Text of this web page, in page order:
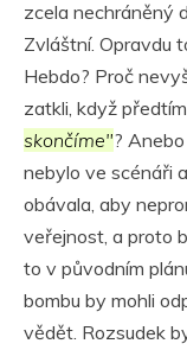
zcela nechráněný
Zvláštní. Opravdu
Hebdo? Proč
zatkli, když
skončíme"?
nebylo ve scénáři
obávala, aby
veřejnost, a proto
to v původním
bombu by mohli
vědět. Rozsudek